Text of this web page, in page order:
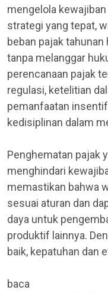
mengelola
strategi yang tepat,
beban pajak
tanpa melanggar
perencanaan pajak
regulasi, ketelitian
pemanfaatan
kedisiplinan dalam
Penghematan pajak
menghindari
memastikan bahwa
sesuai aturan dan
daya untuk
produktif lainnya.
baik, kepatuhan dan
baca